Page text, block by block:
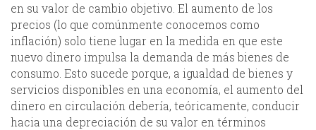
en su valor de cambio objetivo. El aumento de los
precios (lo que comúnmente conocemos como
inflación) solo tiene lugar en la medida en que este
nuevo dinero impulsa la demanda de más bienes de
consumo. Esto sucede porque, a igualdad de bienes y
servicios disponibles en una economía, el aumento del
dinero en circulación debería, teóricamente, conducir
hacia una depreciación de su valor en términos